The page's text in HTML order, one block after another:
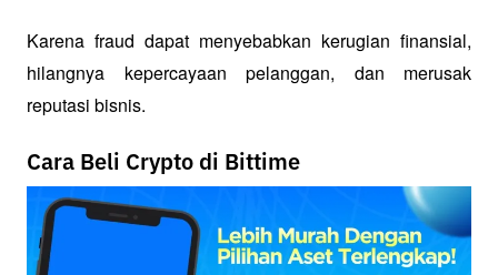
Karena fraud dapat menyebabkan kerugian finansial,
hilangnya kepercayaan pelanggan, dan merusak
reputasi bisnis.
Cara Beli Crypto di Bittime